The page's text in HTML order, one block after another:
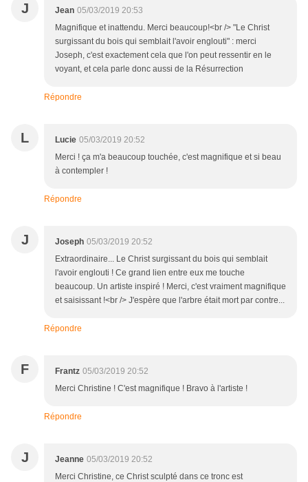
J Jean 05/03/2019 20:53
Magnifique et inattendu. Merci beaucoup!<br /> "Le Christ
surgissant du bois qui semblait l'avoir englouti" : merci
Joseph, c'est exactement cela que l'on peut ressentir en le
voyant, et cela parle donc aussi de la Résurrection
Répondre
L Lucie 05/03/2019 20:52
Merci ! ça m'a beaucoup touchée, c'est magnifique et si beau
à contempler !
Répondre
J Joseph 05/03/2019 20:52
Extraordinaire... Le Christ surgissant du bois qui semblait
l'avoir englouti ! Ce grand lien entre eux me touche
beaucoup. Un artiste inspiré ! Merci, c'est vraiment magnifique
et saisissant !<br /> J'espère que l'arbre était mort par contre...
Répondre
F Frantz 05/03/2019 20:52
Merci Christine ! C'est magnifique ! Bravo à l'artiste !
Répondre
J Jeanne 05/03/2019 20:52
Merci Christine, ce Christ sculpté dans ce tronc est